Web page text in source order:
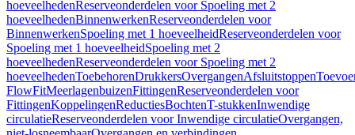
hoeveelhedenReserveonderdelen voor Spoeling met 2
hoeveelhedenBinnenwerkenReserveonderdelen voor
BinnenwerkenSpoeling met 1 hoeveelheidReserveonderdelen voor
Spoeling met 1 hoeveelheidSpoeling met 2
hoeveelhedenReserveonderdelen voor Spoeling met 2
hoeveelhedenToebehorenDrukkersOvergangenAfsluitstoppen
FlowFitMeerlagenbuizenFittingenReserveonderdelen voor
FittingenKoppelingenReductiesBochtenT-stukkenInwendige
circulatieReserveonderdelen voor Inwendige circulatieOvergangen,